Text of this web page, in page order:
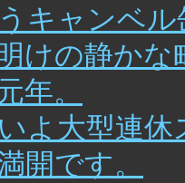
キャンベ
けの静かな
年。
よ大型連
開です。